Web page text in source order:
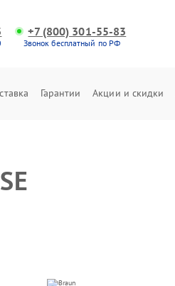
+7 (800) 301-55-83
Звонок бесплатный по РФ
Гарантии Акции и скидки